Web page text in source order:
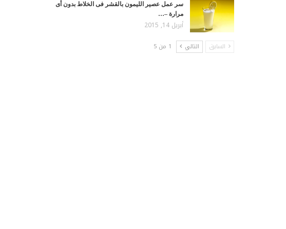
سر عمل عصير الليمون بالقشر فى الخلاط بدون أى
مرارة –…
أبريل 14, 2015
السابق التالي 1 من 5